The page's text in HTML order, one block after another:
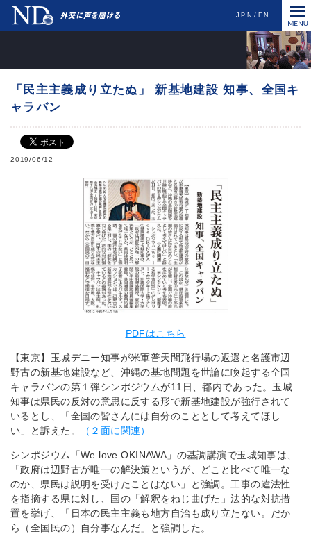
JPN EN
「民主主義成り立たぬ」 新基地建設 知事、全国キ
ャラバン
2019/06/12
PDFはこちら
【東京】玉城デニー知事が米軍普天間飛行場の返還と名護市辺
野古の新基地建設など、沖縄の基地問題を世論に喚起する全国
キャラバンの第１弾シンポジウムが11日、都内であった。玉城
知事は県民の反対の意思に反する形で新基地建設が強行されて
いるとし、「全国の皆さんには自分のこととして考えてほし
い」と訴えた。
（２面に関連）
シンポジウム「We love OKINAWA」の基調講演で玉城知事は、
「政府は辺野古が唯一の解決策というが、どこと比べて唯一な
のか、県民は説明を受けたことはない」と強調。工事の違法性
を指摘する県に対し、国の「解釈をねじ曲げた」法的な対抗措
置を挙げ、「日本の民主主義も地方自治も成り立たない。だか
ら（全国民の）自分事なんだ」と強調した。